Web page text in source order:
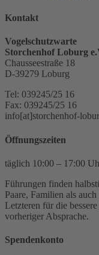
Kontakt
Vogelschutzwarte
Storchenhof Loburg
Chausseestraße 18
D-39279 Loburg
Tel: 039245/25 16
Fax: 039245/25 16
info[at]storchenhof-
Öffnungszeiten
täglich 10:00 – 17:00
Führungen finden
Paare, Familien als
Letzteren für die
vorheriger Absprache.
Spendenkonto